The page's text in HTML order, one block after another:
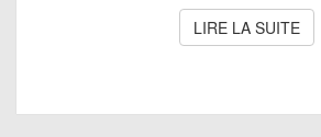
LIRE LA SUITE